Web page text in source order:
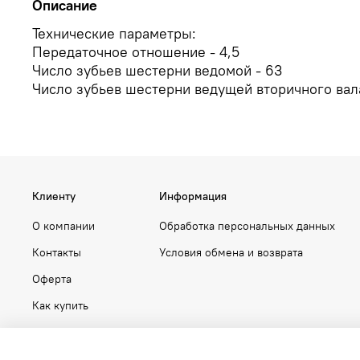
Описание
Технические параметры:
Передаточное отношение - 4,5
Число зубьев шестерни ведомой - 63
Число зубьев шестерни ведущей вторичного
Клиенту
О компании
Контакты
Оферта
Как купить
Информация
Обработка персональных данных
Условия обмена и возврата